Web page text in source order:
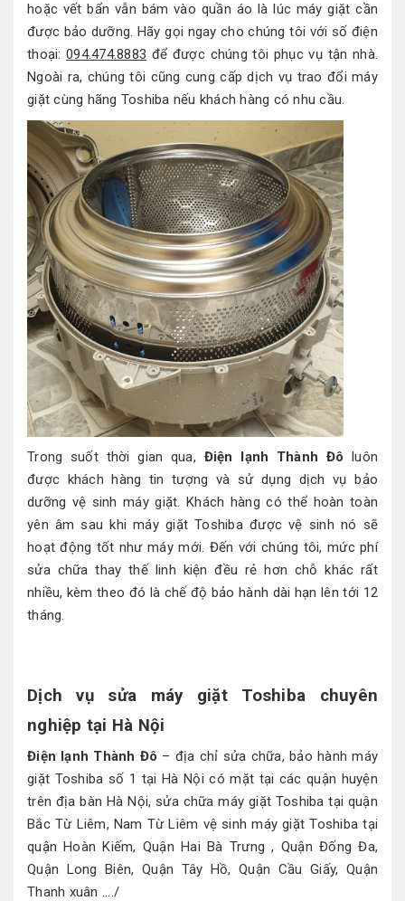
hoặc vết bẩn vẫn bám vào quần áo là lúc máy giặt cần
được bảo dưỡng. Hãy gọi ngay cho chúng tôi với số điện
thoại:094.474.8883 để được chúng tôi phục vụ tận nhà.
Ngoài ra, chúng tôi cũng cung cấp dịch vụ trao đổi máy
giặt cùng hãng Toshiba nếu khách hàng có nhu cầu.
Trong suốt thời gian qua, Điện lạnh Thành Đô luôn
được khách hàng tin tượng và sử dụng dịch vụ bảo
dưỡng vệ sinh máy giặt. Khách hàng có thể hoàn toàn
yên âm sau khi máy giặt Toshiba được vệ sinh nó sẽ
hoạt động tốt như máy mới. Đến với chúng tôi, mức phí
sửa chữa thay thế linh kiện đều rẻ hơn chỗ khác rất
nhiều, kèm theo đó là chế độ bảo hành dài hạn lên tới 12
tháng.
Dịch vụ sửa máy giặt Toshiba chuyên
nghiệp tại Hà Nội
Điện lạnh Thành Đô – địa chỉ sửa chữa, bảo hành máy
giặt Toshiba số 1 tại Hà Nội có mặt tại các quận huyện
trên địa bàn Hà Nội, sửa chữa máy giặt Toshiba tại quận
Bắc Từ Liêm, Nam Từ Liêm vệ sinh máy giặt Toshiba tại
quận Hoàn Kiếm, Quận Hai Bà Trưng , Quận Đống Đa,
Quận Long Biên, Quận Tây Hồ, Quận Cầu Giấy, Quận
Thanh xuân ..../